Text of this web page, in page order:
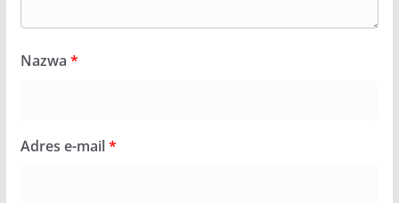
Nazwa *
Adres e-mail*